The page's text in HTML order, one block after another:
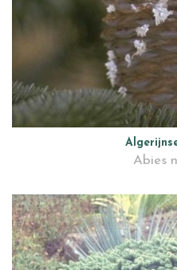
Abies